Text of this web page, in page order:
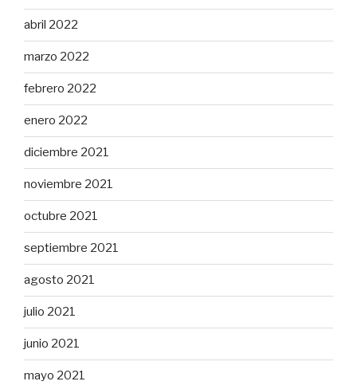
abril 2022
marzo 2022
febrero 2022
enero 2022
diciembre 2021
noviembre 2021
octubre 2021
septiembre 2021
agosto 2021
julio 2021
junio 2021
mayo 2021